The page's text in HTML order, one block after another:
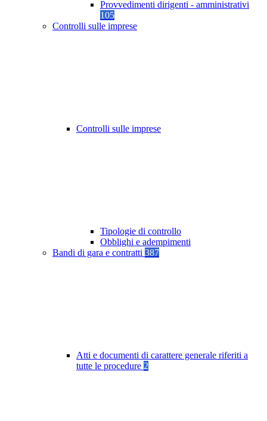
Provvedimenti dirigenti - amministrativi
105
Controlli sulle imprese
Controlli sulle imprese
Tipologie di controllo
Obblighi e adempimenti
Bandi di gara e contratti 387
Atti e documenti di carattere generale riferiti a
tutte le procedure 2